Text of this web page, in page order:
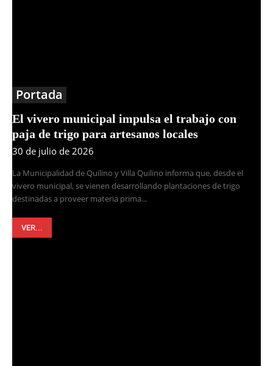
Portada
El vivero municipal impulsa el trabajo con
paja de trigo para artesanos locales
30 de julio de 2026
La Municipalidad de Quilino y Villa Quilino informa que, desde el
vivero municipal, se vienen desarrollando plantaciones de trigo
destinadas a proveer materia prima...
VER...